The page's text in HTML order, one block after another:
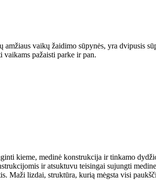
vaikų žaidimo sūpynės, yra dvipusis
vaikams pažaisti parke ir pan.
kieme, medinė konstrukcija ir tinkamo
ir atsuktuvu teisingai sujungti
Maži lizdai, struktūra, kurią mėgsta visi